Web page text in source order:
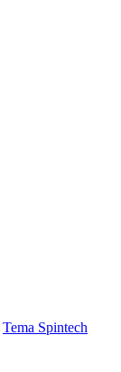
Tema Spintech